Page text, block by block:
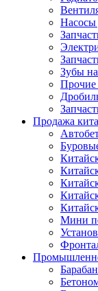
Насосы
Зубы
Прочие
Продажа
Мини